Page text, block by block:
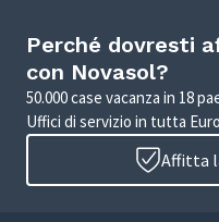
Perché dovresti
con Novasol?
50.000 case vacanza in 18
Uffici di servizio in tutta
Affitta